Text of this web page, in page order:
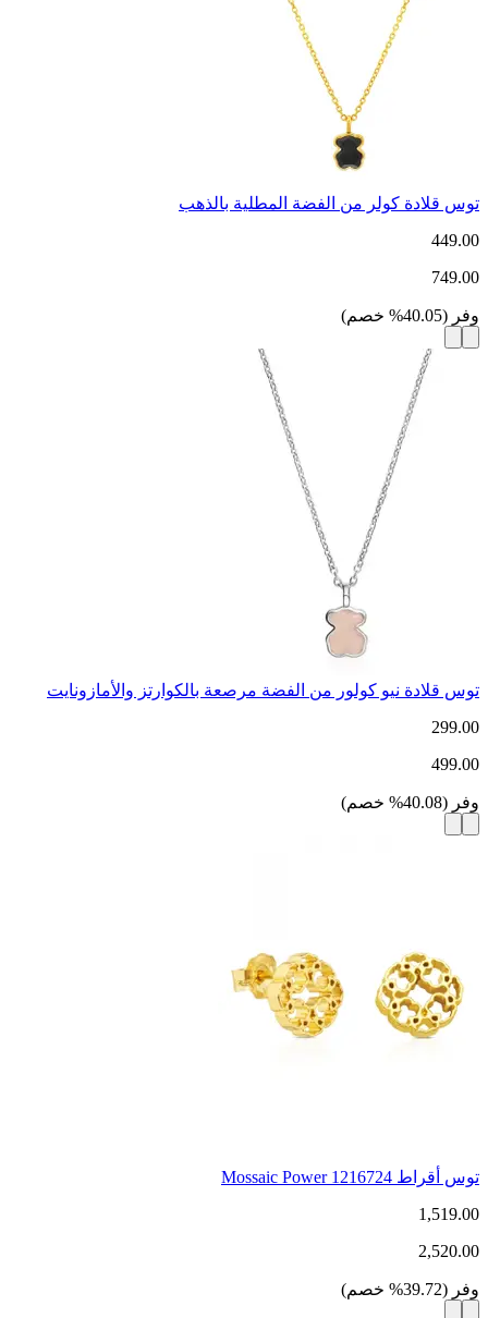
توس قلادة كولر من الفضة المطلية بالذهب
449.00
749.00
وفر (
40.05
% خصم)
توس قلادة نيو كولور من الفضة مرصعة بالكوارتز والأمازونايت
299.00
499.00
وفر (
40.08
% خصم)
توس أقراط Mossaic Power 1216724
1,519.00
2,520.00
وفر (
39.72
% خصم)